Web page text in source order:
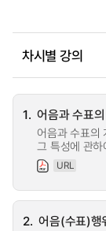
차시별 강의
1. 어음과 수표
어음과 수표의
그 특성에 관
URL
2. 어음(수표)행